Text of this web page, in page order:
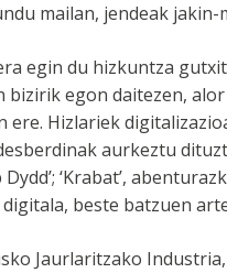
mailan, jendeak jakin-
egin du hizkuntza
bizirik egon daitezen,
ere. Hizlariek
aurkeztu
Dydd’; ‘Krabat’,
beste batzuen
Jaurlaritzako